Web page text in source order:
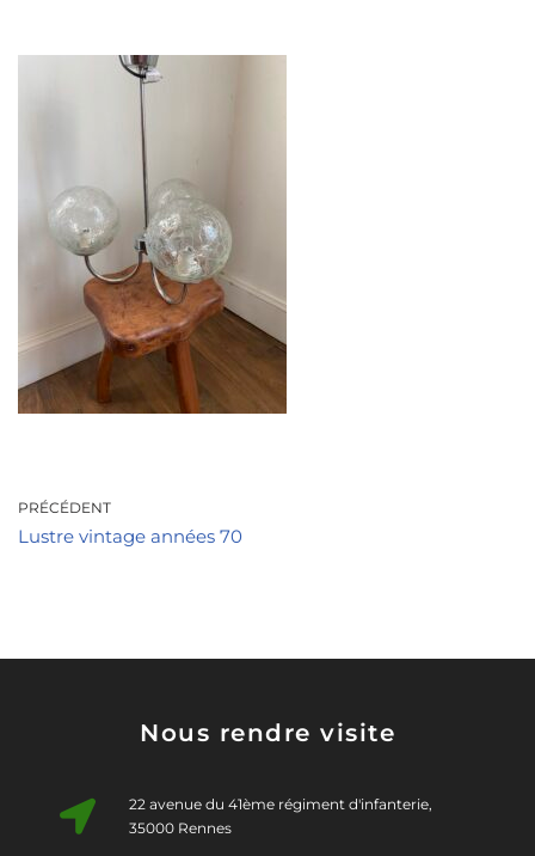
PRÉCÉDENT
Lustre vintage années 70
Nous rendre visite
22 avenue du 41ème régiment d'infanterie,
35000 Rennes